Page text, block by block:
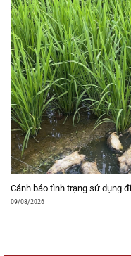
Cảnh báo tình trạng sử dụng
09/08/2026